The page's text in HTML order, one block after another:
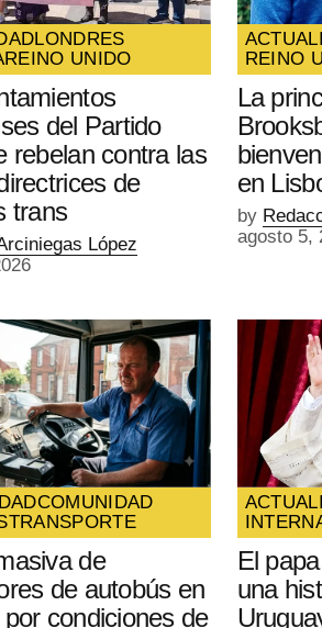
LONDRES
REINO UNIDO
del Partido
rebelan contra las
de
trans
López
REINO
La
en
by
agosto 5,
COMUNIDAD
TRANSPORTE
de
de autobús en
condiciones de
El
una